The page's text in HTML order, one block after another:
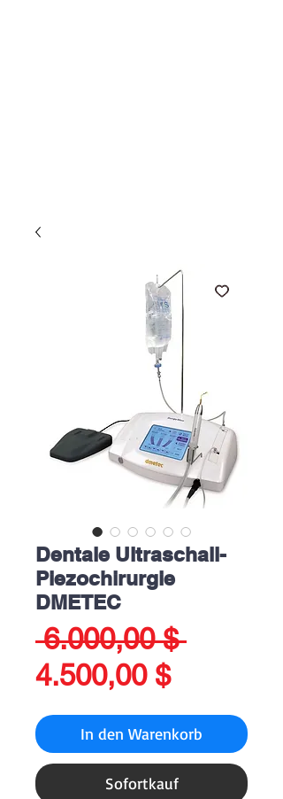
Dentale Ultraschall-
Piezochirurgie
DMETEC
6.000,00 $
4.500,00 $Sale-
Preis
In den Warenkorb
Sofortkauf